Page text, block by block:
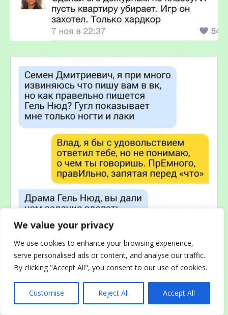
We value your privacy
We use cookies to enhance your browsing experience,
serve personalised ads or content, and analyse our traffic.
By clicking "Accept All", you consent to our use of cookies.
Customise Reject All Accept All